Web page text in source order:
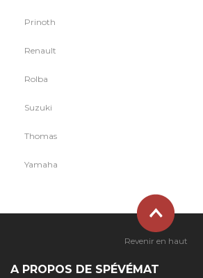
Prinoth
Renault
Rolba
Suzuki
Thomas
Yamaha
A PROPOS DE SPÉVÉMAT
Revenir en haut